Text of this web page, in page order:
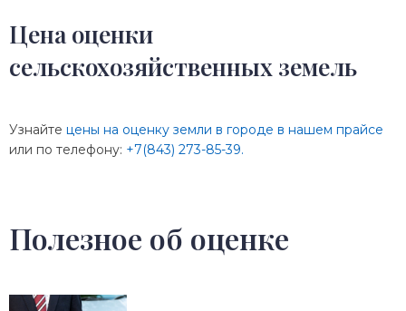
Цена оценки
сельскохозяйственных земель
Узнайте цены на оценку земли в городе в нашем прайсе
или по телефону: +7(843) 273-85-39.
Полезное об оценке